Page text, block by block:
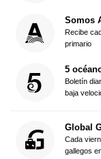
Somos
Recibe
primario
5
Boletín
baja
Global
Cada
gallegos